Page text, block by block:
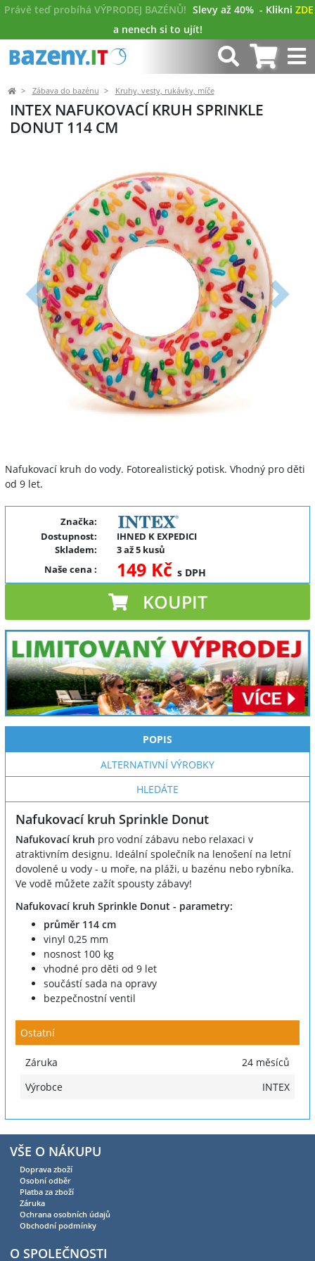
Právě teď probíhá VÝPRODEJ BAZÉNŮ! Slevy až 40% - Klikni ZDE
a nenech si to ujít!
Zábava do bazénu Kruhy, vesty, rukávky, míče
INTEX NAFUKOVACÍ KRUH SPRINKLE
DONUT 114 CM
Předchozí Další
Nafukovací kruh do vody. Fotorealistický potisk. Vhodný pro děti
od 9 let.
Značka:
Dostupnost:
IHNED K EXPEDICI
Skladem:
3 až 5 kusů
Naše cena : 149 Kč s DPH
KOUPIT
POPIS
ALTERNATIVNÍ VÝROBKY
HLEDÁTE
Nafukovací kruh Sprinkle Donut
Nafukovací kruh pro vodní zábavu nebo relaxaci v
atraktivním designu. Ideální společník na lenošení na letní
dovolené u vody - u moře, na pláži, u bazénu nebo rybníka.
Ve vodě můžete zažít spousty zábavy!
Nafukovací kruh Sprinkle Donut - parametry:
průměr 114 cm
vinyl 0,25 mm
nosnost 100 kg
vhodné pro děti od 9 let
součástí sada na opravy
bezpečnostní ventil
Ostatní
Záruka
24 měsíců
Výrobce
INTEX
VŠE O NÁKUPU
Doprava zboží
Osobní odběr
Platba za zboží
Záruka
Ochrana osobních údajů
Obchodní podmínky
O SPOLEČNOSTI